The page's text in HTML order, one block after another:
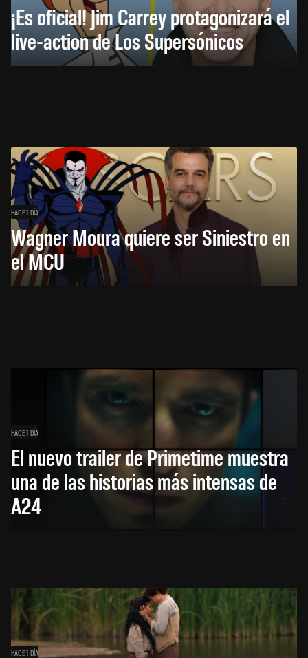
¡Es oficial! Jim Carrey protagonizará el
live-action de Los Supersónicos
HACE 1 DÍA
Wagner Moura quiere ser Siniestro en
el MCU
HACE 1 DÍA
El nuevo trailer de Primetime muestra
una de las historias más intensas de
A24
HACE 1 DÍA